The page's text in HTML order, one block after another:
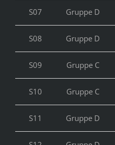
S07 Gruppe D
S08 Gruppe D
S09 Gruppe C
S10 Gruppe C
S11 Gruppe D